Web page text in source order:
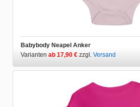
Babybody Neapel Anker
Varianten ab 17,90 € zzgl. Versand